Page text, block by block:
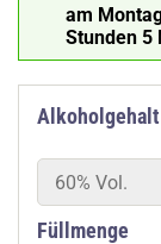
am
Stunden 5
Alkoholgehalt
60% Vol.
Füllmenge